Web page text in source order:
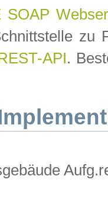
SOAP
zu
API.